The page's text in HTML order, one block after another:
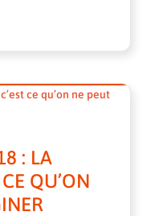
: LA
QU’ON